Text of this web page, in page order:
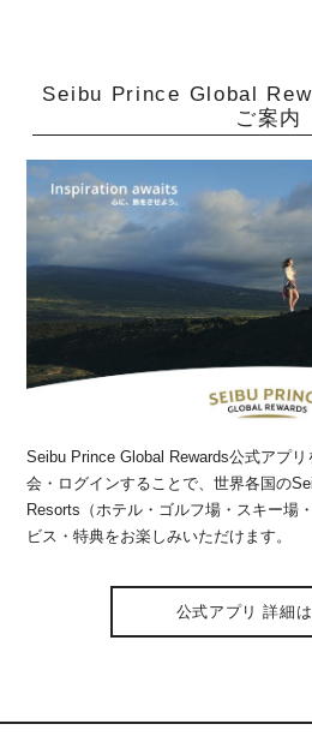
Seibu Prince Global
ご案内
Seibu Prince Global Rewards公式アプ
会・ログインすることで、世界各国の
Resorts（ホテル・ゴルフ場・スキー場
ビス・特典をお楽しみいただけます。
公式アプリ 詳細